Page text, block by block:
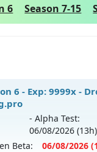
6 Season 7-15
6 - Exp: 9999x -
- Alpha Test:
06/08/2026 (13h)
Beta: 06/08/2026